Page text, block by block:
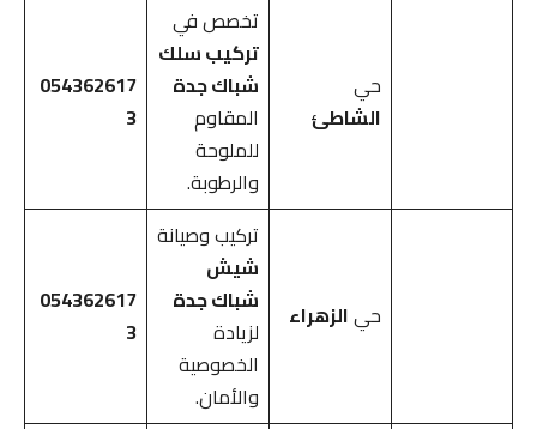
حي
الشاطئ
تخصص في
تركيب سلك
شباك جدة
المقاوم
للملوحة
والرطوبة.
054362617
3
حيالزهراء
تركيب وصيانة
شيش
شباك جدة
لزيادة
الخصوصية
والأمان.
054362617
3